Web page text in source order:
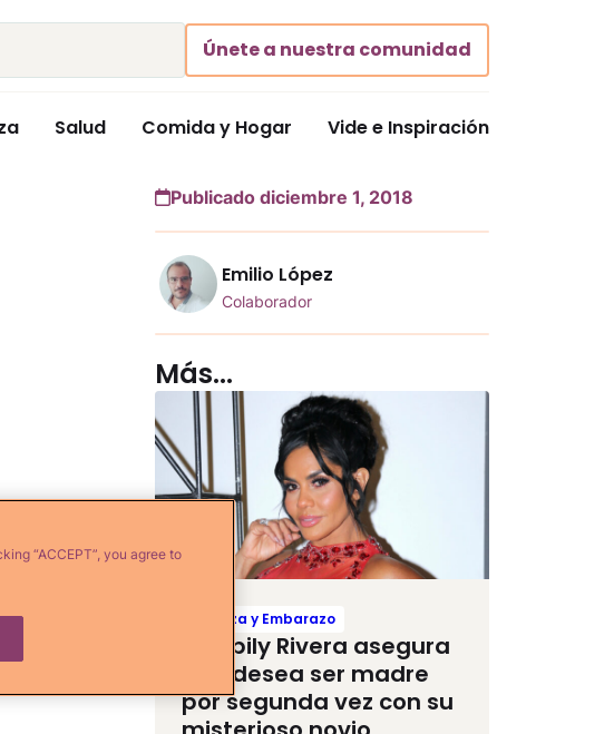
Únete a nuestra comunidad
Salud Comida y Hogar Vide e Inspiración
Publicado diciembre 1, 2018
Emilio López
Colaborador
Más...
Crianza y Embarazo
Maripily Rivera asegura
que desea ser madre
por segunda vez con su
“ACCEPT”, you agree to